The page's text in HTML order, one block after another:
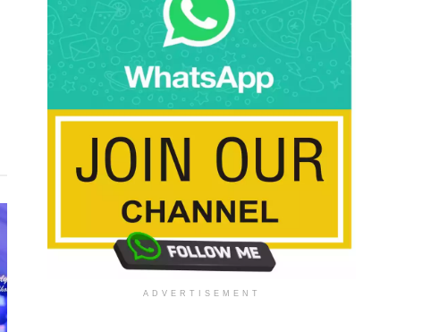
ADVERTISEMENT